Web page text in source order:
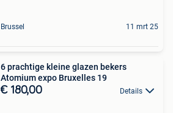
Brussel 11 mrt 25
6 prachtige kleine glazen bekers
Atomium expo Bruxelles 19
€ 180,00 Details